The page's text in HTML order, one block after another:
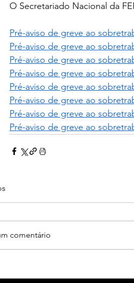
O Secretariado Nacional da
Pré-aviso de greve ao
Pré-aviso de greve ao
Pré-aviso de greve ao
Pré-aviso de greve ao
Pré-aviso de greve ao
Pré-aviso de greve ao
Pré-aviso de greve ao
Pré-aviso de greve ao
comentário